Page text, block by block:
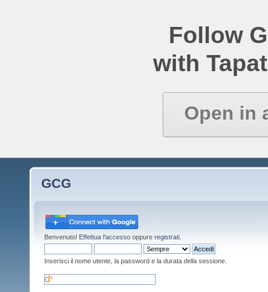
Follow
with
Open in
GCG
Benvenuto! Effettua l'accesso oppure registrati
Inserisci il nome utente, la password e la durata della sessione.